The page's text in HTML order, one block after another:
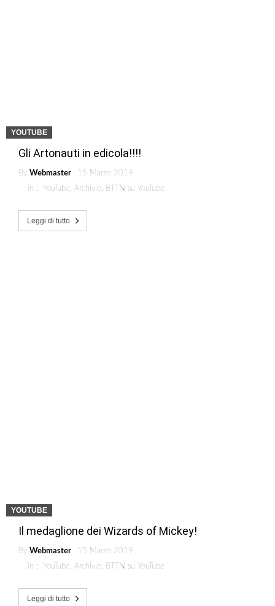
YOUTUBE
Gli Artonauti in edicola!!!!
By Webmaster
15 Marzo 2019
in : YouTube, Archivio, BTTN su YouTube
Leggi di tutto
YOUTUBE
Il medaglione dei Wizards of Mickey!
By Webmaster
15 Marzo 2019
in : YouTube, Archivio, BTTN su YouTube
Leggi di tutto